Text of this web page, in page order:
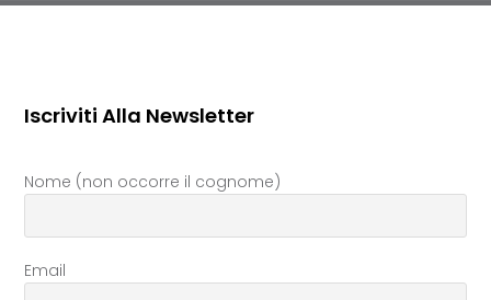
Iscriviti Alla Newsletter
Nome (non occorre il cognome)
Email